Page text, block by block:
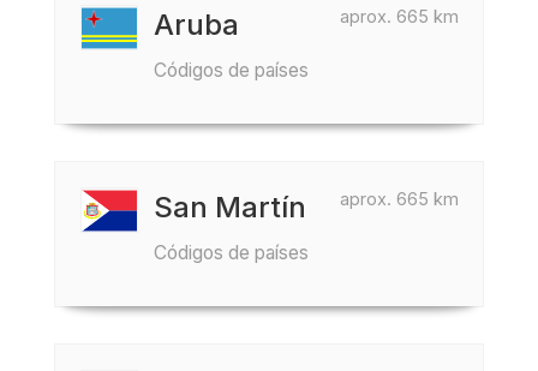
aprox. 665 km
Aruba
Códigos de países
aprox. 665 km
San Martín
Códigos de países